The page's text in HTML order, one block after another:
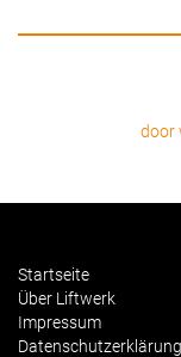
door
Startseite
Über Liftwerk
Impressum
Datenschutzerklärung